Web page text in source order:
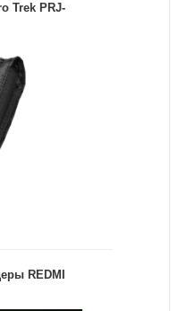
Trek PRJ-
REDMI